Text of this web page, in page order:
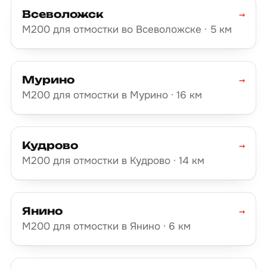
Всеволожск
М200 для отмостки во Всеволожске · 5 км
→
Мурино
М200 для отмостки в Мурино · 16 км
→
Кудрово
М200 для отмостки в Кудрово · 14 км
→
Янино
М200 для отмостки в Янино · 6 км
→